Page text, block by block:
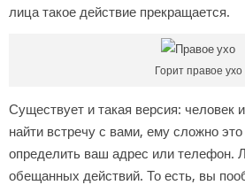
лица такое действие прекращается.
Горит правое ухо
Существует и такая версия: человек
найти встречу с вами, ему сложно
определить ваш адрес или телефон.
обещанных действий. То есть, вы